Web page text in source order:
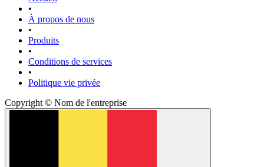
•
À propos de nous
•
Produits
•
Conditions de services
•
Politique vie privée
Copyright © Nom de l'entreprise